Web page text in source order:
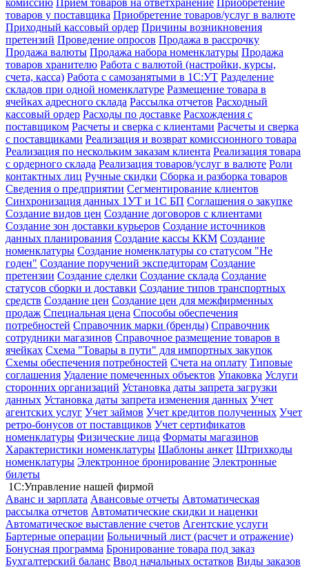
комиссию Прием товаров на ответхранение Приобретение
товаров у поставщика Приобретение товаров/услуг в валюте
Приходный кассовый ордер Причины возникновения
претензий Проведение опросов Продажа в рассрочку
Продажа валюты Продажа набора номенклатуры Продажа
товаров хранителю Работа с валютой (настройки, курсы,
счета, касса) Работа с самозанятыми в 1С:УТ Разделение
складов при одной номенклатуре Размещение товара в
ячейках адресного склада Рассылка отчетов Расходный
кассовый ордер Расходы по доставке Расхождения с
поставщиком Расчеты и сверка с клиентами Расчеты и сверка
с поставщиками Реализация и возврат комиссионного товара
Реализация по нескольким заказам клиента Реализация товара
с ордерного склада Реализация товаров/услуг в валюте Роли
контактных лиц Ручные скидки Сборка и разборка товаров
Сведения о предприятии Сегментирование клиентов
Синхронизация данных 1УТ и 1С БП Соглашения о закупке
Создание видов цен Создание договоров с клиентами
Создание зон доставки курьеров Создание источников
данных планирования Создание кассы ККМ Создание
номенклатуры Создание номенклатуры со статусом "Не
годен" Создание поручений экспедиторам Создание
претензии Создание сделки Создание склада Создание
статусов сборки и доставки Создание типов транспортных
средств Создание цен Создание цен для межфирменных
продаж Специальная цена Способы обеспечения
потребностей Справочник марки (бренды) Справочник
сотрудники магазинов Справочное размещение товаров в
ячейках Схема "Товары в пути" для импортных закупок
Схемы обеспечения потребностей Счета на оплату Типовые
соглашения Удаление помеченных объектов Упаковка Услуги
сторонних организаций Установка даты запрета загрузки
данных Установка даты запрета изменения данных Учет
агентских услуг Учет займов Учет кредитов полученных Учет
ретро-бонусов от поставщиков Учет сертификатов
номенклатуры Физические лица Форматы магазинов
Характеристики номенклатуры Шаблоны анкет Штрихкоды
номенклатуры Электронное бронирование Электронные
билеты
1С:Управление нашей фирмой
Аванс и зарплата Авансовые отчеты Автоматическая
рассылка отчетов Автоматические скидки и наценки
Автоматическое выставление счетов Агентские услуги
Бартерные операции Больничный лист (расчет и отражение)
Бонусная программа Бронирование товара под заказ
Бухгалтерский баланс Ввод начальных остатков Виды заказов